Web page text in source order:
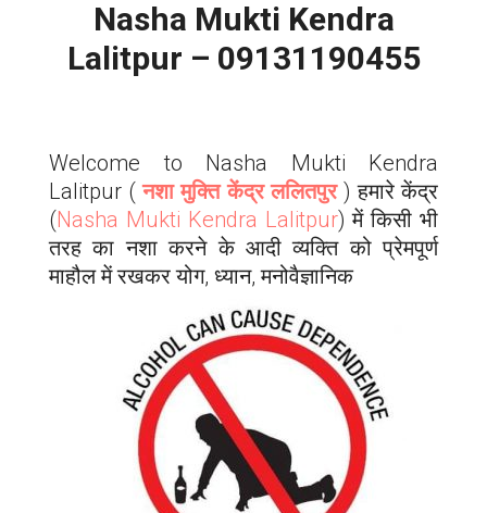
Nasha Mukti Kendra
Lalitpur – 09131190455
Welcome to Nasha Mukti Kendra
Lalitpur (नशा मुक्ति केंद्रललितपुर ) हमारे केंद्र
(Nasha Mukti Kendra Lalitpur) में किसी भी
तरह का नशा करने के आदी व्यक्ति को प्रेमपूर्ण
माहौल में रखकर योग, ध्यान, मनोवैज्ञानिक